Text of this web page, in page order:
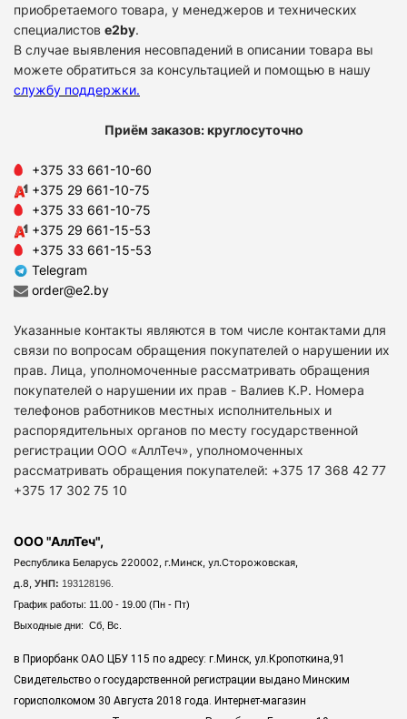
приобретаемого товара, у менеджеров и технических
специалистов e2by.
В случае выявления несовпадений в описании товара вы
можете обратиться за консультацией и помощью в нашу
службу поддержки.
Приём заказов: круглосуточно
+375 33 661-10-60
+375 29 661-10-75
+375 33 661-10-75
+375 29 661-15-53
+375 33 661-15-53
Telegram
order@e2.by
Указанные контакты являются в том числе контактами для
связи по вопросам обращения покупателей о нарушении их
прав. Лица, уполномоченные рассматривать обращения
покупателей о нарушении их прав - Валиев К.Р. Номера
телефонов работников местных исполнительных и
распорядительных органов по месту государственной
регистрации ООО «АллТеч», уполномоченных
рассматривать обращения покупателей: +375 17 368 42 77
+375 17 302 75 10
ООО "АллТеч",
Республика Беларусь 220002, г.Минск, ул.Сторожовская,
д.8, УНП: 193128196.
График работы: 11.00 - 19.00 (Пн - Пт)
Выходные дни: Сб, Вс.
в Приорбанк ОАО ЦБУ 115 по адресу: г.Минск, ул.Кропоткина,91
Свидетельство о государственной регистрации выдано Минским
горисполкомом 30 Августа 2018 года. Интернет-магазин